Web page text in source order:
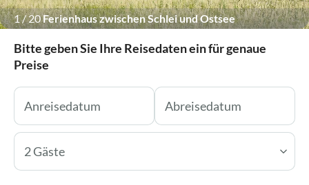
1/20Ferienhaus zwischen Schlei und Ostsee
Bitte geben Sie Ihre Reisedaten ein für genaue
Preise
2 Gäste